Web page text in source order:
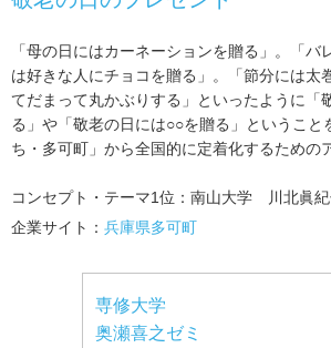
「母の日にはカーネーションを贈る」。「バ
は好きな人にチョコを贈る」。「節分には太
てだまって丸かぶりする」といったように「
る」や「敬老の日には○○を贈る」ということ
ち・多可町」から全国的に定着化するための
コンセプト・テーマ1位：南山大学 川北眞紀
企業サイト： 兵庫県多可町
専修大学
奥瀬喜之ゼミ